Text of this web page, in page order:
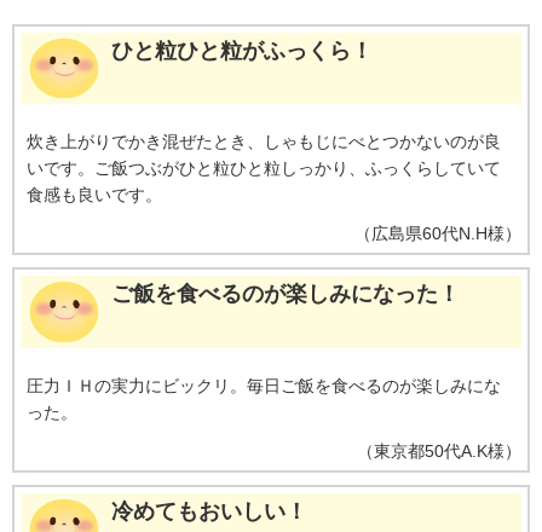
ひと粒ひと粒がふっくら！
炊き上がりでかき混ぜたとき、しゃもじにべとつかないのが良
いです。ご飯つぶがひと粒ひと粒しっかり、ふっくらしていて
食感も良いです。
（広島県60代N.H様）
ご飯を食べるのが楽しみになった！
圧力ＩＨの実力にビックリ。毎日ご飯を食べるのが楽しみにな
った。
（東京都50代A.K様）
冷めてもおいしい！